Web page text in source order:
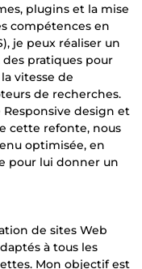
plugins et la mise
compétences en
je peux réaliser un
pratiques pour
vitesse de
de recherches.
Responsive design et
cette refonte, nous
optimisée, en
pour lui donner un
de sites Web
à tous les
Mon objectif est